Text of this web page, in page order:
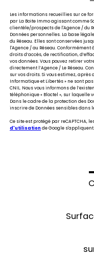
Les informations recueillies sur ce
par La Boite Immo agissant comme
clientèle/prospects de l'Agence / du
Données personnelles. La base
du Réseau. Elles sont conservées
l'Agence / au Réseau.
droits d’accès, de rectification,
vos données. Vous pouvez retirer
directement l’Agence / Le Réseau.
sur vos droits. Si vous estimez, après
Informatique et Libertés » ne sont
CNIL. Nous vous informons de
téléphonique « Bloctel », sur laquelle
Dans le cadre de la protection des
inscrire de Données sensibles dans
Ce site est protégé par reCAPTCHA,
d'utilisationde Google s'appliquent.